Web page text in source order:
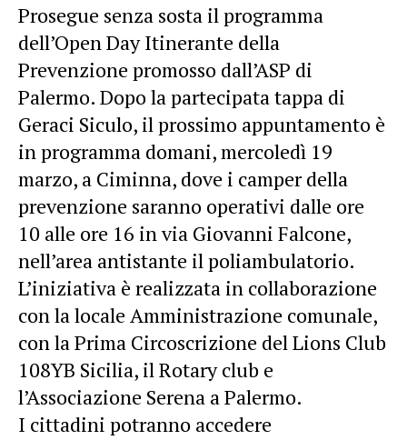
Prosegue senza sosta il programma
dell’Open Day Itinerante della
Prevenzione promosso dall’ASP di
Palermo. Dopo la partecipata tappa di
Geraci Siculo, il prossimo appuntamento è
in programma domani, mercoledì 19
marzo, a Ciminna, dove i camper della
prevenzione saranno operativi dalle ore
10 alle ore 16 in via Giovanni Falcone,
nell’area antistante il poliambulatorio.
L’iniziativa è realizzata in collaborazione
con la locale Amministrazione comunale,
con la Prima Circoscrizione del Lions Club
108YB Sicilia, il Rotary club e
l’Associazione Serena a Palermo.
I cittadini potranno accedere